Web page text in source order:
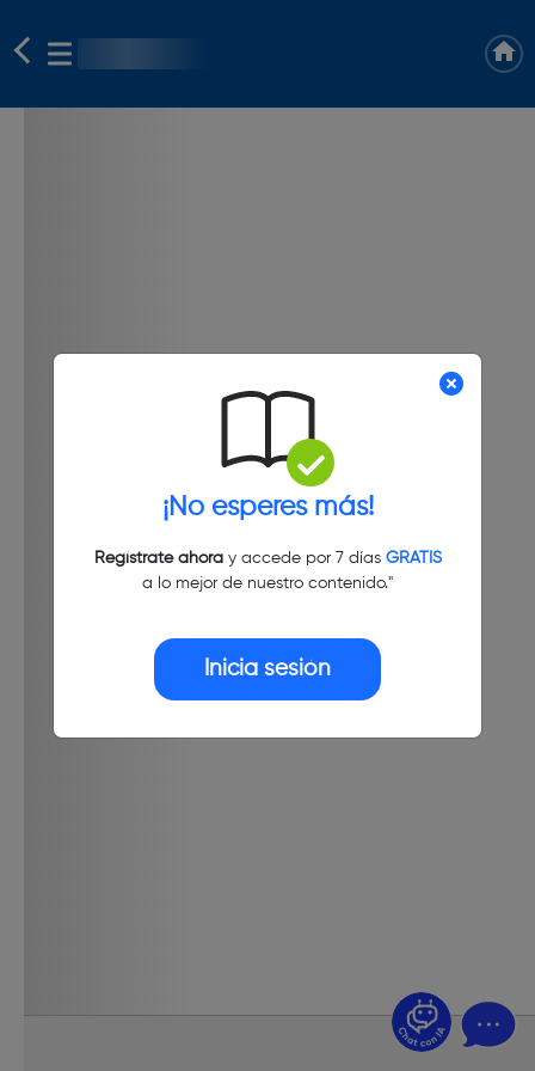
¡No esperes más!
Regístrate ahoray accede por 7 días GRATIS
a lo mejor de nuestro contenido."
Inicia sesión